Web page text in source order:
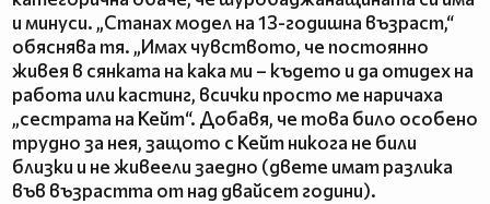
и минуси. „Станах модел на 13-годишна възраст,“
обяснява тя. „Имах чувството, че постоянно
живея в сянката на кака ми – където и да отидех на
работа или кастинг, всички просто ме наричаха
„сестрата на Кейт“. Добавя, че това било особено
трудно за нея, защото с Кейт никога не били
близки и не живеели заедно (двете имат разлика
във възрастта от над двайсет години).